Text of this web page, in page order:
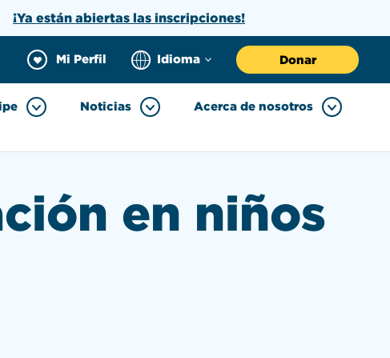
¡Ya están abiertas las inscripciones!
Mi Perfil Idioma Donar
Noticias Acerca de nosotros
en niños